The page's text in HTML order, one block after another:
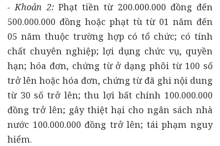
- Khoản 2: Phạt tiền từ 200.000.000 đồng đến
500.000.000 đồng hoặc phạt tù từ 01 năm đến
05 năm thuộc trường hợp có tổ chức; có tính
chất chuyên nghiệp; lợi dụng chức vụ, quyền
hạn; hóa đơn, chứng từ ở dạng phôi từ 100 số
trở lên hoặc hóa đơn, chứng từ đã ghi nội dung
từ 30 số trở lên; thu lợi bất chính 100.000.000
đồng trở lên; gây thiệt hại cho ngân sách nhà
nước 100.000.000 đồng trở lên; tái phạm nguy
hiểm.